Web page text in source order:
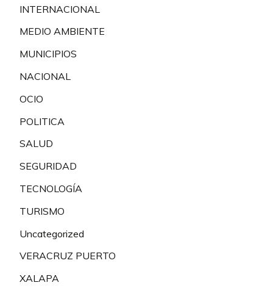
INTERNACIONAL
MEDIO AMBIENTE
MUNICIPIOS
NACIONAL
OCIO
POLITICA
SALUD
SEGURIDAD
TECNOLOGÍA
TURISMO
Uncategorized
VERACRUZ PUERTO
XALAPA